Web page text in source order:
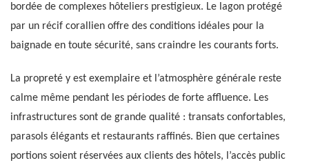
bordée de complexes hôteliers prestigieux. Le lagon protégé
par un récif corallien offre des conditions idéales pour la
baignade en toute sécurité, sans craindre les courants forts.
La propreté y est exemplaire et l’atmosphère générale reste
calme même pendant les périodes de forte affluence. Les
infrastructures sont de grande qualité : transats confortables,
parasols élégants et restaurants raffinés. Bien que certaines
portions soient réservées aux clients des hôtels, l’accès public